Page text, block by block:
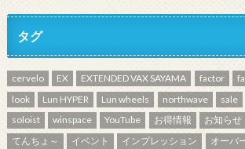
タグ
cervelo EX EXTENDED VAX SAYAMA factor
look
Lun HYPER Lun wheels northwave sale
soloist
winspace YouTube お得情報 お知らせ
てんちょ～
イベント インプレッション オーバ